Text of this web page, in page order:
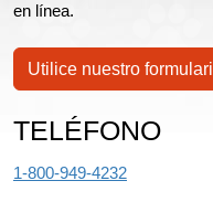
en línea.
Utilice nuestro
TELÉFONO
1-800-949-4232